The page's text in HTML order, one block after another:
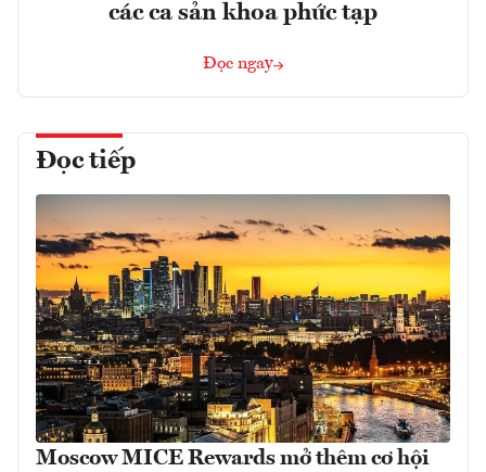
các ca sản khoa phức tạp
Đọc ngay
Đọc tiếp
Moscow MICE Rewards mở thêm cơ hội